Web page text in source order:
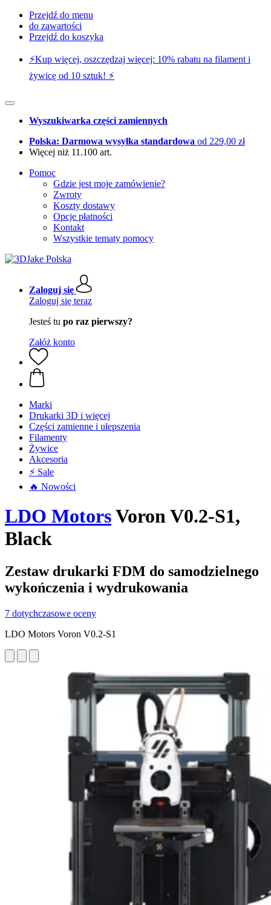
Przejdź do menu
do zawartości
Przejdź do koszyka
⚡️Kup więcej, oszczędzaj więcej: 10% rabatu na filament i
żywicę od 10 sztuk! ⚡️
Wyszukiwarka części zamiennych
Polska: Darmowa wysyłka standardowa od 229,00 zł
Więcej niż 11.100 art.
Pomoc
Gdzie jest moje zamówienie?
Zwroty
Koszty dostawy
Opcje płatności
Kontakt
Wszystkie tematy pomocy
Zaloguj się
Zaloguj się teraz
Jesteś tu po raz pierwszy?
Załóż konto
Marki
Drukarki 3D i więcej
Części zamienne i ulepszenia
Filamenty
Żywice
Akcesoria
⚡ Sale
🔥 Nowości
LDO MotorsVoron V0.2-S1,
Black
Zestaw drukarki FDM do samodzielnego
wykończenia i wydrukowania
7 dotychczasowe oceny
LDO Motors Voron V0.2-S1